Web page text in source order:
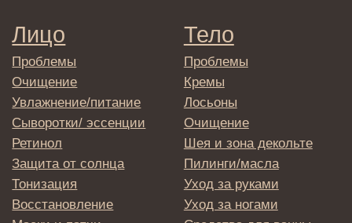
Подписаться
→
Отправляя адрес электронной почты
вы соглашаетесь с политикой в отношении
обработки персональных данных
© 2025 Institute Store